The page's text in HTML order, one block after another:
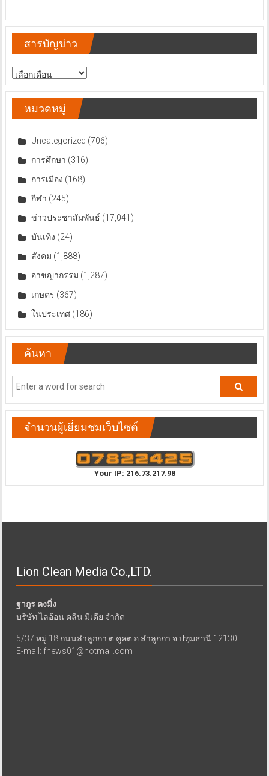
สารบัญข่าว
สารบัญ
ข่าว
หมวดหมู่
Uncategorized (706)
การศึกษา (316)
การเมือง (168)
กีฬา (245)
ข่าวประชาสัมพันธ์ (17,041)
บันเทิง (24)
สังคม (1,888)
อาชญากรรม (1,287)
เกษตร (367)
ในประเทศ(186)
ค้นหา
จำนวนผู้เยี่ยมชมเว็บไซต์
Your IP: 216.73.217.98
Lion Clean Media Co.,LTD.
ฐากูร คงมิ่ง
บริษัท ไลอ้อน คลีน มีเดีย จำกัด
5/37 หมู่ 18 ถนนลำลูกกา ต.คูคต อ.ลำลูกกา จ.ปทุมธานี 12130
E-mail: fnews01@hotmail.com